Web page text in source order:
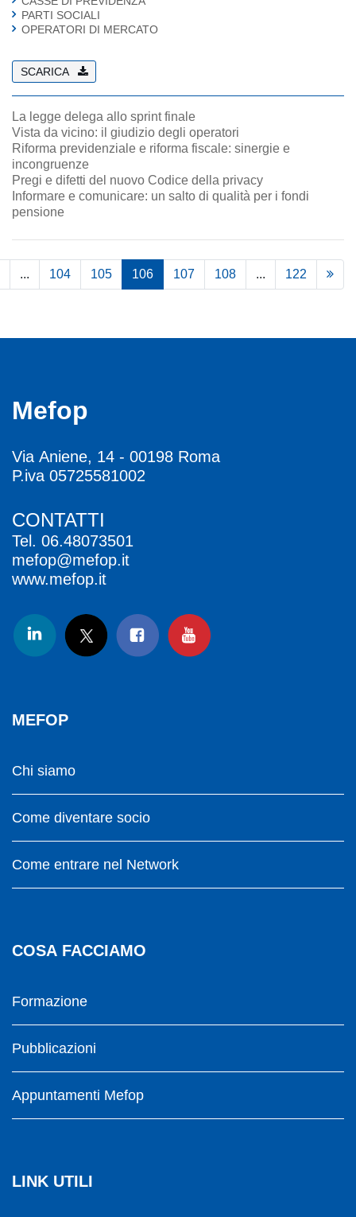
PARTI SOCIALI
OPERATORI DI MERCATO
SCARICA
La legge delega allo sprint finale
Vista da vicino: il giudizio degli operatori
Riforma previdenziale e riforma fiscale: sinergie e
incongruenze
Pregi e difetti del nuovo Codice della privacy
Informare e comunicare: un salto di qualità per i fondi
pensione
... 104 105 106 107 108 ... 122
Mefop
Via Aniene, 14 - 00198 Roma
P.iva 05725581002
CONTATTI
Tel. 06.48073501
mefop@mefop.it
www.mefop.it
MEFOP
Chi siamo
Come diventare socio
Come entrare nel Network
COSA FACCIAMO
Formazione
Pubblicazioni
Appuntamenti Mefop
LINK UTILI